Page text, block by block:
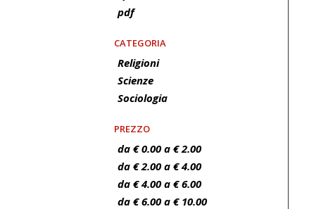
pdf
CATEGORIA
Religioni
Scienze
Sociologia
PREZZO
da € 0.00 a € 2.00
da € 2.00 a € 4.00
da € 4.00 a € 6.00
da € 6.00 a € 10.00